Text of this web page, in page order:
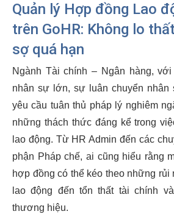
Quản lý Hợp đồng Lao
trên GoHR: Không lo
sợ quá hạn
Ngành Tài chính – Ngân hàng,
nhân sự lớn, sự luân chuyển nhân
yêu cầu tuân thủ pháp lý nghiêm
những thách thức đáng kể trong
lao động. Từ HR Admin đến các
phận Pháp chế, ai cũng hiểu rằng
hợp đồng có thể kéo theo những rủi
lao động đến tổn thất tài chính
thương hiệu.